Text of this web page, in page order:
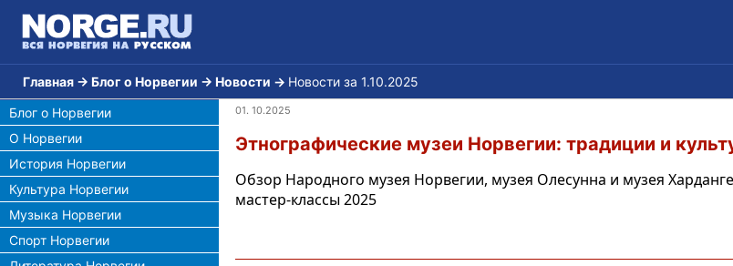
Главная → Блог о Норвегии → Новости → Новости за 1.10.2025
Блог о Норвегии
О Норвегии
История Норвегии
Культура Норвегии
Музыка Норвегии
Спорт Норвегии
01. 10.2025
Этнографические музеи Норвегии: традиции и
Обзор Народного музея Норвегии, музея Олесунна и музея
мастер-классы 2025